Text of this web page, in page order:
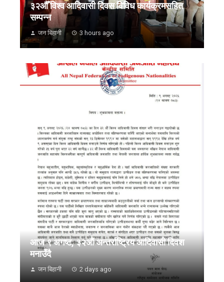
३२औँ विश्व आदिवासी दिवस विविध कार्यक्रमसहित
सम्पन्न
जन बिहानी 3 hours ago
आज ९ अगष्ट, ३२औं अन्तर्राष्ट्रिय आदिवासी दिवश
मनाउँदै
जन बिहानी 2 days ago